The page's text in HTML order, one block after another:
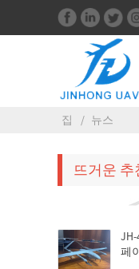
집 뉴스
뜨거운 추
페